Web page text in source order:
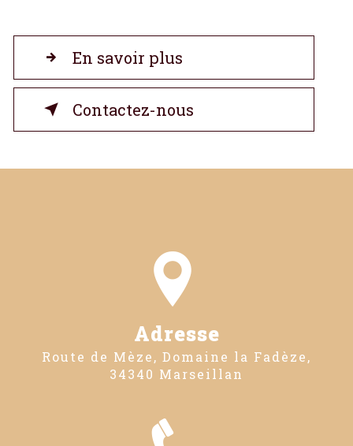
En savoir plus
Contactez-nous
Adresse
Route de Mèze, Domaine la Fadèze,
34340 Marseillan